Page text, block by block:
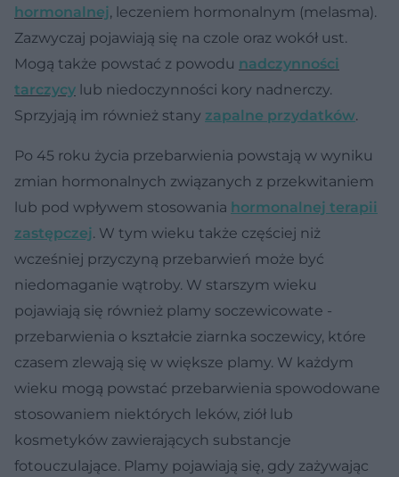
hormonalnej, leczeniem hormonalnym (melasma).
Zazwyczaj pojawiają się na czole oraz wokół ust.
Mogą także powstać z powodu nadczynności
tarczycy lub niedoczynności kory nadnerczy.
Sprzyjają im również stany zapalne przydatków.
Po 45 roku życia przebarwienia powstają w wyniku
zmian hormonalnych związanych z przekwitaniem
lub pod wpływem stosowania hormonalnej terapii
zastępczej. W tym wieku także częściej niż
wcześniej przyczyną przebarwień może być
niedomaganie wątroby. W starszym wieku
pojawiają się również plamy soczewicowate -
przebarwienia o kształcie ziarnka soczewicy, które
czasem zlewają się w większe plamy. W każdym
wieku mogą powstać przebarwienia spowodowane
stosowaniem niektórych leków, ziół lub
kosmetyków zawierających substancje
fotouczulające. Plamy pojawiają się, gdy zażywając